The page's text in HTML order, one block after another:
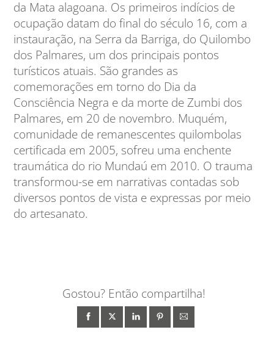
da Mata alagoana. Os primeiros indícios de
ocupação datam do final do século 16, com a
instauração, na Serra da Barriga, do Quilombo
dos Palmares, um dos principais pontos
turísticos atuais. São grandes as
comemorações em torno do Dia da
Consciência Negra e da morte de Zumbi dos
Palmares, em 20 de novembro. Muquém,
comunidade de remanescentes quilombolas
certificada em 2005, sofreu uma enchente
traumática do rio Mundaú em 2010. O trauma
transformou-se em narrativas contadas sob
diversos pontos de vista e expressas por meio
do artesanato.
Gostou? Então compartilha!